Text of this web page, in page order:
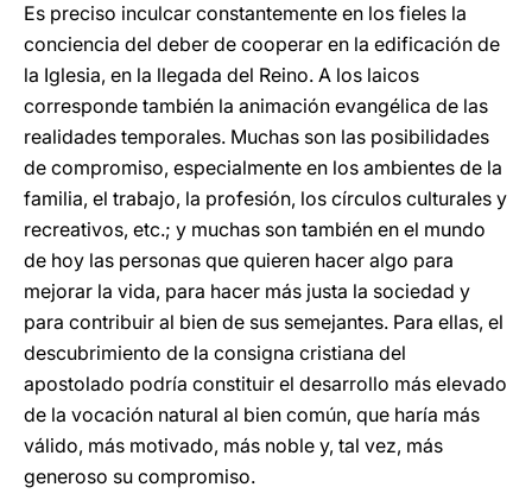
Es preciso inculcar constantemente en los fieles la
conciencia del deber de cooperar en la edificación de
la Iglesia, en la llegada del Reino. A los laicos
corresponde también la animación evangélica de las
realidades temporales. Muchas son las posibilidades
de compromiso, especialmente en los ambientes de la
familia, el trabajo, la profesión, los círculos culturales y
recreativos, etc.; y muchas son también en el mundo
de hoy las personas que quieren hacer algo para
mejorar la vida, para hacer más justa la sociedad y
para contribuir al bien de sus semejantes. Para ellas, el
descubrimiento de la consigna cristiana del
apostolado podría constituir el desarrollo más elevado
de la vocación natural al bien común, que haría más
válido, más motivado, más noble y, tal vez, más
generoso su compromiso.